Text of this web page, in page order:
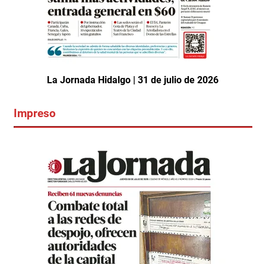
La Jornada Hidalgo | 31 de julio de 2026
Impreso